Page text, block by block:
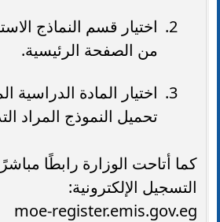
اختيار قسم النماذج
من الصفحة الرئيسية.
اختيار المادة الدراسية
تحميل النموذج المراد
كما أتاحت الوزارة رابطًا
التسجيل الإلكترونية:
moe-register.emis.gov.eg